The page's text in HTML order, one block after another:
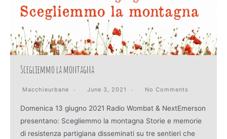
Scegliemmo la montagna
Macchieurbane June 3, 2021 No Comments
Domenica 13 giugno 2021 Radio Wombat & NextEmerson
presentano: Scegliemmo la montagna Storie e memorie
di resistenza partigiana disseminati su tre sentieri che